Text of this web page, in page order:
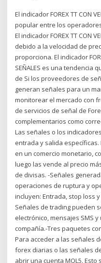
El indicador FOREX TT CON
popular entre los
El indicador FOREX TT CON
debido a la velocidad de
proporciona. El indicador
SEÑALES es una tendencia
de Si los proveedores de
generan señales para un
monitorear el mercado con
de servicios de señal de
complementarios como
Las señales o los
entrada y salida
en un comercio monetario,
luego las vende al precio
de divisas. -Señales
operaciones de ruptura y
incluyen: Entrada, stop loss
Señales de trading pueden
electrónico, mensajes SMS
compañía.-Tres paquetes
Para acceder a las señales
forex diarias o las señales
abrir una cuenta MQL5.